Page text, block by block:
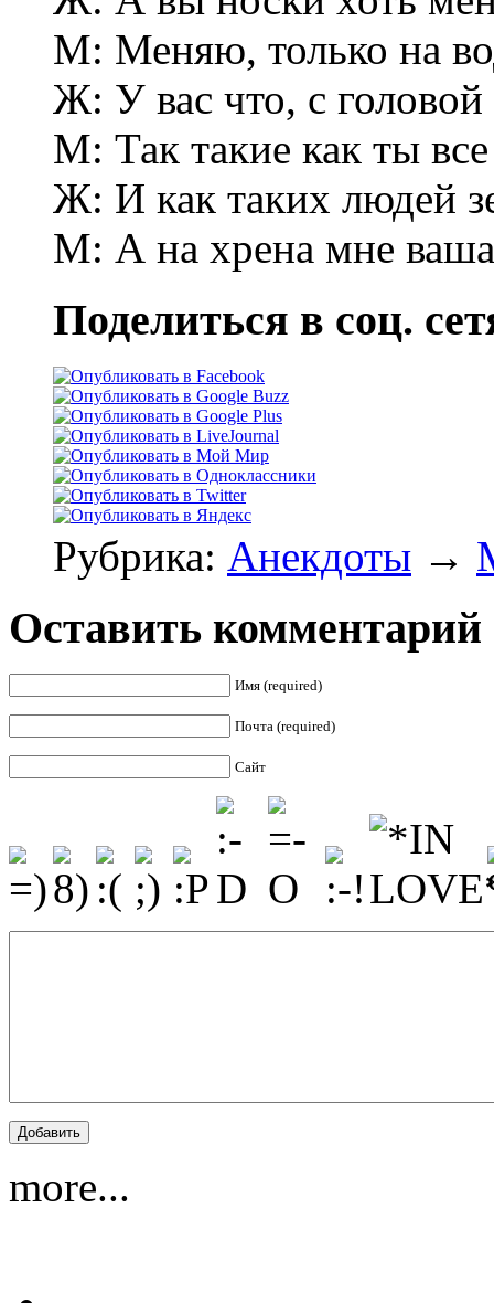
М: Меняю, только на
Ж: У вас что, с головой
М: Так такие как ты
Ж: И как таких людей
М: А на хрена мне
Поделиться в соц.
Рубрика: Анекдоты →
Оставить комментарий
Имя (required)
Почта (required)
Сайт
more...